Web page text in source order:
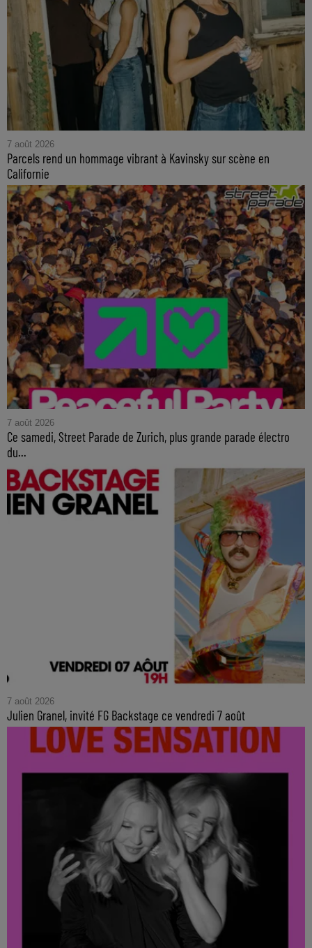
7 août 2026
Parcels rend un hommage vibrant à Kavinsky sur scène en
Californie
7 août 2026
Ce samedi, Street Parade de Zurich, plus grande parade électro
du...
7 août 2026
Julien Granel, invité FG Backstage ce vendredi 7 août